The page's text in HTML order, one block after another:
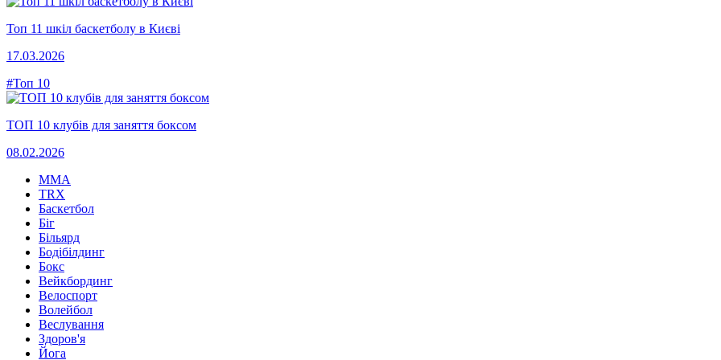
Топ 11 шкіл баскетболу в Києві
17.03.2026
#Топ 10
ТОП 10 клубів для заняття боксом
08.02.2026
MMA
TRX
Баскетбол
Біг
Більярд
Бодібілдинг
Бокс
Вейкбординг
Велоспорт
Волейбол
Веслування
Здоров'я
Йога